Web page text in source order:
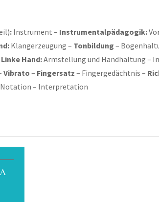
: Instrument – Instrumentalpädagogik:
Klangerzeugung – Tonbildung –
Linke Hand:Armstellung und Handhaltung –
Vibrato – Fingersatz – Fingergedächtnis –
Notation – Interpretation